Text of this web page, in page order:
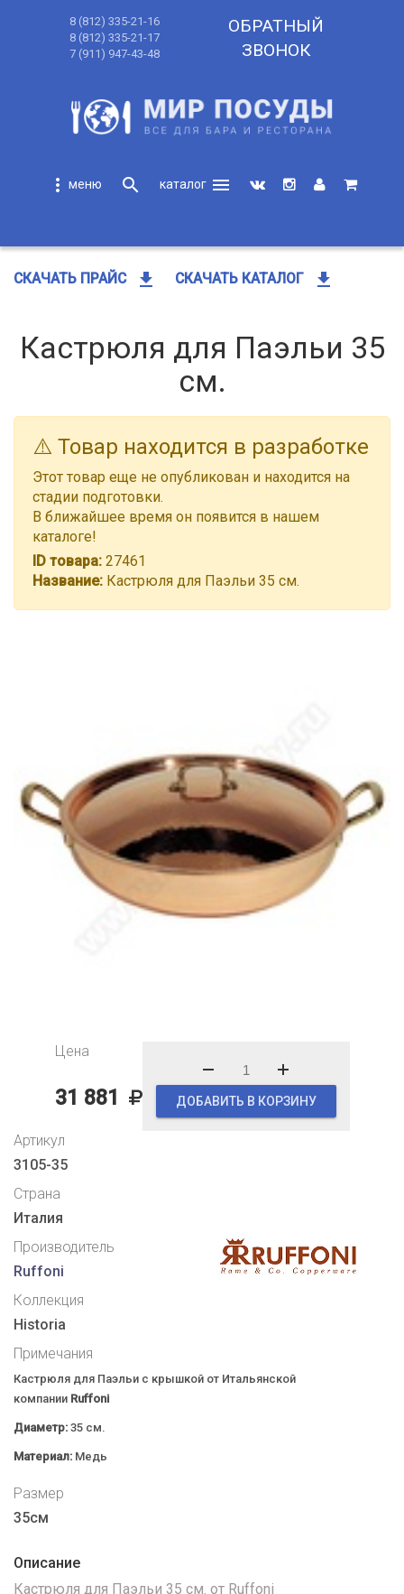
8 (812) 335-21-16
8 (812) 335-21-17
7 (911) 947-43-48
ОБРАТНЫЙ
ЗВОНОК
more_vert search
menu
СКАЧАТЬ ПРАЙС get_app СКАЧАТЬ КАТАЛОГ get_app
Кастрюля для Паэльи 35
см.
⚠️ Товар находится в разработке
Этот товар еще не опубликован и находится на
стадии подготовки.
В ближайшее время он появится в нашем
каталоге!
ID товара: 27461
Название: Кастрюля для Паэльи 35 см.
Цена
31 881 ДОБАВИТЬ В КОРЗИНУ
Артикул
3105-35
Страна
Италия
Производитель
Ruffoni
Коллекция
Historia
Примечания
Кастрюля для Паэльи с крышкой от Итальянской
компании Ruffoni
Диаметр: 35 см.
Материал: Медь
Размер
35см
Описание
Кастрюля для Паэльи 35 см. от Ruffoni